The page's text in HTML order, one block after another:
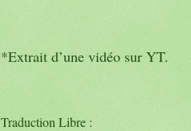
*Extrait d’une vidéo sur YT.
Traduction Libre :